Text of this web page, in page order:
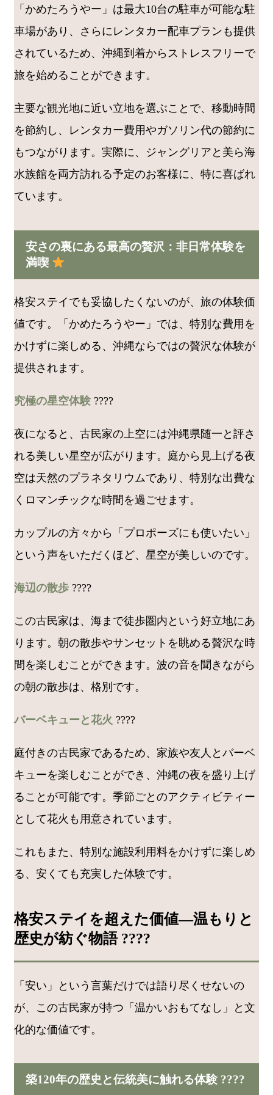
「かめたろうやー」は最大10台の駐車が可能な駐
車場があり、さらにレンタカー配車プランも提供
されているため、沖縄到着からストレスフリーで
旅を始めることができます。
主要な観光地に近い立地を選ぶことで、移動時間
を節約し、レンタカー費用やガソリン代の節約に
もつながります。実際に、ジャングリアと美ら海
水族館を両方訪れる予定のお客様に、特に喜ばれ
ています。
安さの裏にある最高の贅沢：非日常体験を
満喫
格安ステイでも妥協したくないのが、旅の体験価
値です。「かめたろうやー」では、特別な費用を
かけずに楽しめる、沖縄ならではの贅沢な体験が
提供されます。
究極の星空体験 ????
夜になると、古民家の上空には沖縄県随一と評さ
れる美しい星空が広がります。庭から見上げる夜
空は天然のプラネタリウムであり、特別な出費な
くロマンチックな時間を過ごせます。
カップルの方々から「プロポーズにも使いたい」
という声をいただくほど、星空が美しいのです。
海辺の散歩 ????
この古民家は、海まで徒歩圏内という好立地にあ
ります。朝の散歩やサンセットを眺める贅沢な時
間を楽しむことができます。波の音を聞きながら
の朝の散歩は、格別です。
バーベキューと花火 ????
庭付きの古民家であるため、家族や友人とバーベ
キューを楽しむことができ、沖縄の夜を盛り上げ
ることが可能です。季節ごとのアクティビティー
として花火も用意されています。
これもまた、特別な施設利用料をかけずに楽しめ
る、安くても充実した体験です。
格安ステイを超えた価値—温もりと
歴史が紡ぐ物語 ????
「安い」という言葉だけでは語り尽くせないの
が、この古民家が持つ「温かいおもてなし」と文
化的な価値です。
築120年の歴史と伝統美に触れる体験 ????️